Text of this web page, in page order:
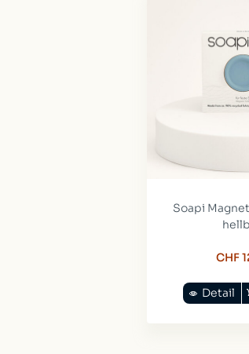
Soapi
CHF
Detail